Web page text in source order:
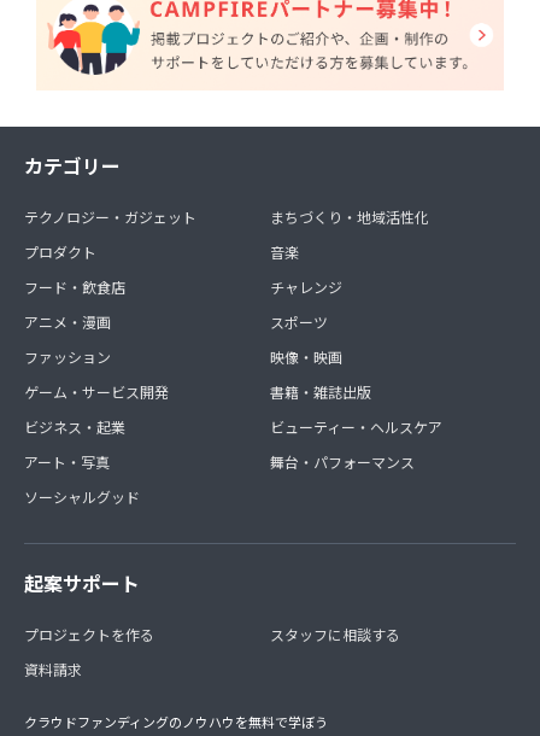
カテゴリー
テクノロジー・ガジェット
プロダクト
フード・飲食店
アニメ・漫画
ファッション
ゲーム・サービス開発
ビジネス・起業
アート・写真
ソーシャルグッド
まちづくり・地域活性化
音楽
チャレンジ
スポーツ
映像・映画
書籍・雑誌出版
ビューティー・ヘルスケア
舞台・パフォーマンス
起案サポート
プロジェクトを作る
資料請求
スタッフに相談する
クラウドファンディングのノウハウを無料で学ぼう